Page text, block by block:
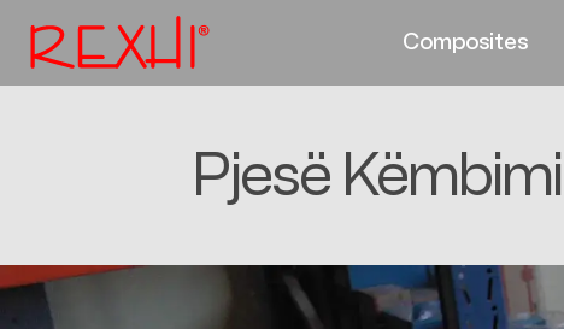
Composites
Pjesë Këmbimi